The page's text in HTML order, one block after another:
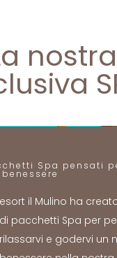
nostra
Spa pensati
esort il Mulino ha
di pacchetti Spa per
rilassarvi e godervi un